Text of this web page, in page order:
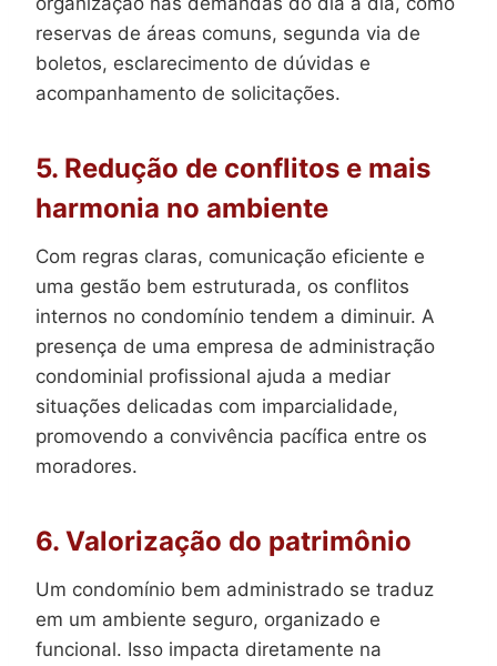
reservas de áreas comuns, segunda via de
boletos, esclarecimento de dúvidas e
acompanhamento de solicitações.
5. Redução de conflitos e mais
harmonia no ambiente
Com regras claras, comunicação eficiente e
uma gestão bem estruturada, os conflitos
internos no condomínio tendem a diminuir. A
presença de uma empresa de administração
condominial profissional ajuda a mediar
situações delicadas com imparcialidade,
promovendo a convivência pacífica entre os
moradores.
6. Valorização do patrimônio
Um condomínio bem administrado se traduz
em um ambiente seguro, organizado e
funcional. Isso impacta diretamente na